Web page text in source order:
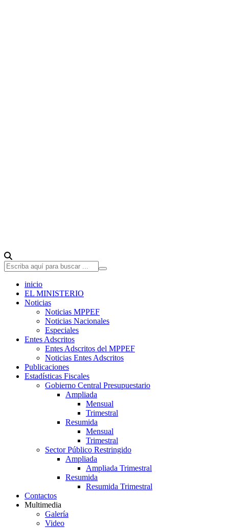
inicio
EL MINISTERIO
Noticias
Noticias MPPEF
Noticias Nacionales
Especiales
Entes Adscritos
Entes Adscritos del MPPEF
Noticias Entes Adscritos
Publicaciones
Estadísticas Fiscales
Gobierno Central Presupuestario
Ampliada
Mensual
Trimestral
Resumida
Mensual
Trimestral
Sector Público Restringido
Ampliada
Ampliada Trimestral
Resumida
Resumida Trimestral
Contactos
Multimedia
Galería
Video